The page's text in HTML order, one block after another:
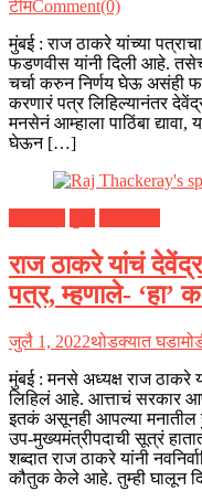
टीमComment(0)
मुंबई : राज ठाकरे यांच्या
फडणवीस यांनी दिली आहे.
चर्चा करुन निर्णय घेऊ असंही
करणारं पत्र लिहिल्यानंतर
मनसेनं आम्हाला पाठिंबा
घेऊन […]
राज ठाकरे यांचं
पत्र, म्हणाले- ‘हा’
जुलै 1, 2022थोडक्यात
मुंबई : मनसे अध्यक्ष राज ठाकरे
लिहिलं आहे. आत्ताचं सरकार
इतकं असूनही आपल्या मनातील
उप-मुख्यमंत्रीपदाची सूत्रं
शब्दात राज ठाकरे यांनी
कौतुक केले आहे. तुम्ही घालून